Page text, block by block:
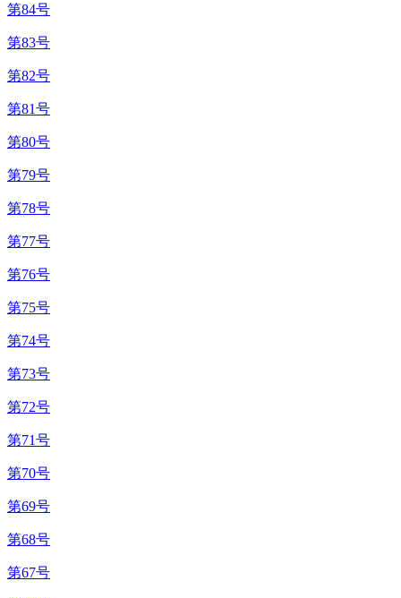
第84号
第83号
第82号
第81号
第80号
第79号
第78号
第77号
第76号
第75号
第74号
第73号
第72号
第71号
第70号
第69号
第68号
第67号